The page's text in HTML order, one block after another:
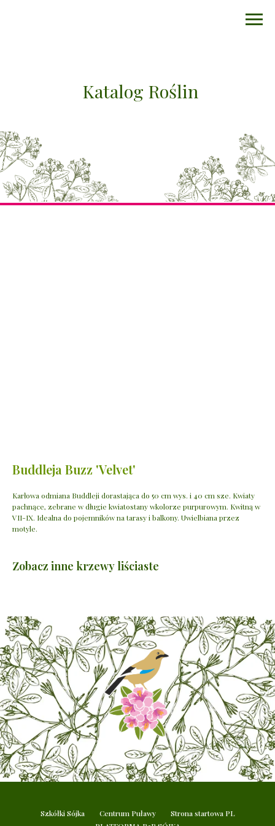
Katalog Roślin
Buddleja Buzz 'Velvet'
Karłowa odmiana Buddleji dorastająca do 50 cm wys. i 40 cm sze. Kwiaty
pachnące, zebrane w długie kwiatostany wkolorze purpurowym. Kwitną w
VII-IX. Idealna do pojemników na tarasy i balkony. Uwielbiana przez
motyle.
Zobacz inne krzewy liściaste
Szkółki Sójka Centrum Puławy
Strona startowa PL